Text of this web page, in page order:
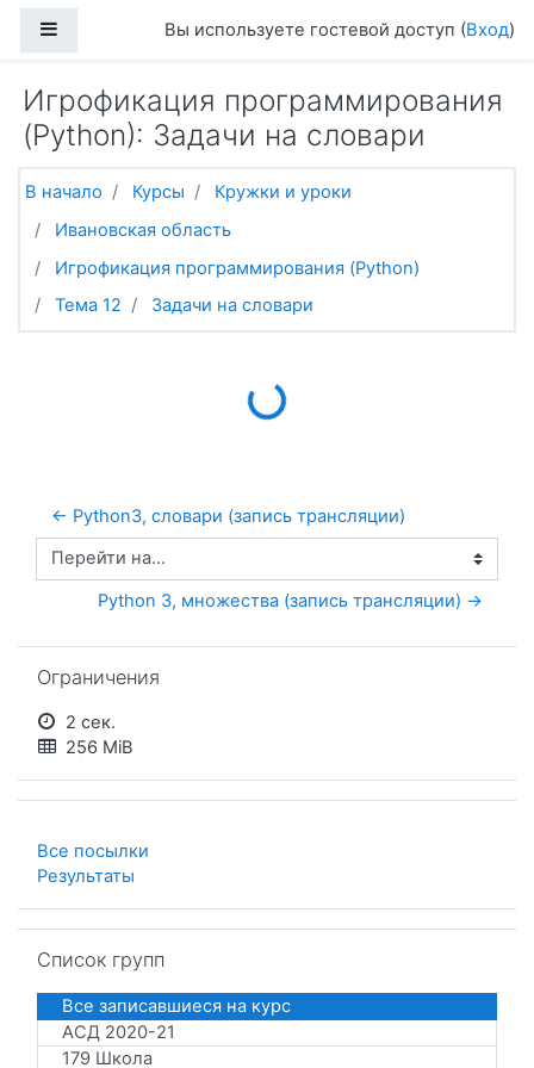
Боковая панельВы используете гостевой доступ (Вход)
Игрофикация программирования
(Python): Задачи на словари
В начало Курсы
Кружки и уроки
Ивановская область
Игрофикация программирования (Python)
Тема 12
Задачи на словари
Loading...
← Python3, словари (запись трансляции)
Перейти на...
Python 3, множества (запись трансляции) →
Ограничения
2 сек.
256 MiB
Все посылки
Результаты
Список групп
Все записавшиеся на курс
АСД 2020-21
179 Школа